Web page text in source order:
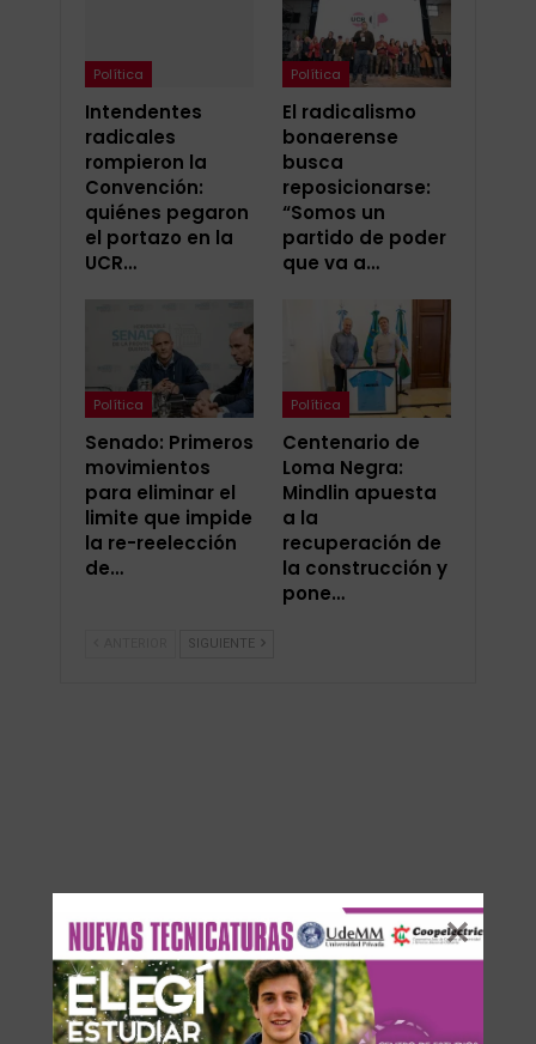
Política
Intendentes
radicales
rompieron la
Convención:
quiénes pegaron
el portazo en la
UCR…
Política
El radicalismo
bonaerense
busca
reposicionarse:
“Somos un
partido de poder
que va a…
Política
Senado: Primeros
movimientos
para eliminar el
limite que impide
la re-reelección
de…
Política
Centenario de
Loma Negra:
Mindlin apuesta
a la
recuperación de
la construcción y
pone…
SIGUIENTE